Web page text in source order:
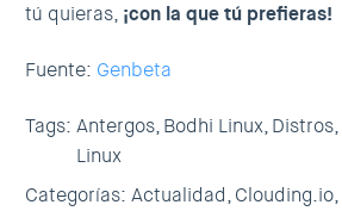
tú quieras, ¡con la que tú prefieras!
Fuente: Genbeta
Tags: Antergos,Bodhi Linux,Distros,
Linux
Categorías: Actualidad,Clouding.io,